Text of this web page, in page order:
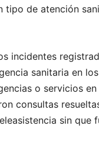
tipo de atención
incidentes
sanitaria en
o servicios
consultas
sin